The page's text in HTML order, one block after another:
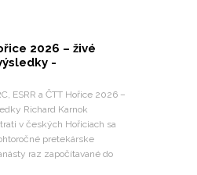
2026 – živé
-
ESRR a ČTT Hořice 2026 –
Richard Karnok
v českých Hořiciach sa
pretekárske
raz započítavané do